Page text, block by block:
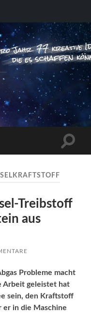
es schaffen
Treibstoff
aus
Probleme macht
Arbeit geleistet hat
sein, den Kraftstoff
er in die Maschine